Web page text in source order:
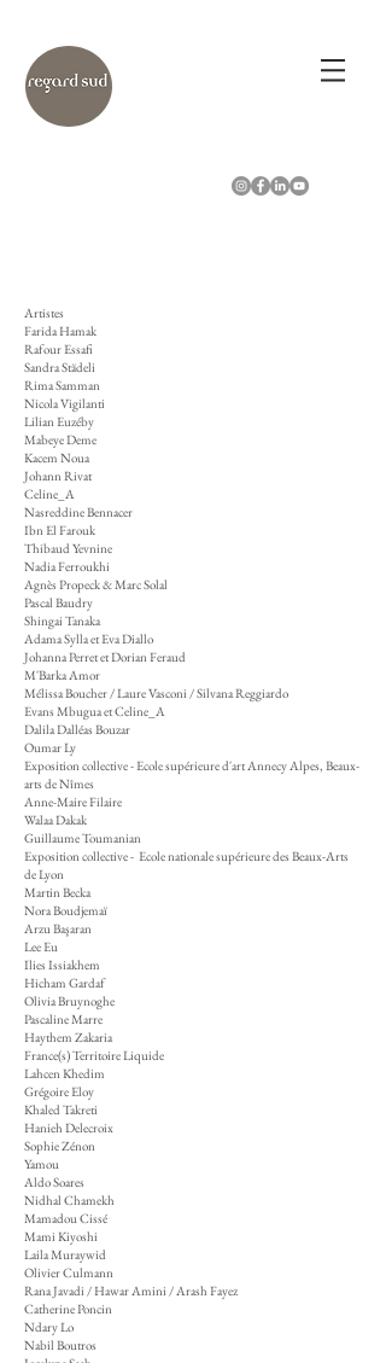
Artistes
Farida Hamak
Rafour Essafi
Sandra Städeli
Rima Samman
Nicola Vigilanti
Lilian Euzéby
Mabeye Deme
Kacem Noua
Johann Rivat
Celine_A
Nasreddine Bennacer
Ibn El Farouk
Thibaud Yevnine
Nadia Ferroukhi
Agnès Propeck & Marc Solal
Pascal Baudry
Shingai Tanaka
Adama Sylla et Eva Diallo
Johanna Perret et Dorian Feraud
M'Barka Amor
Mélissa Boucher / Laure Vasconi / Silvana Reggiardo
Evans Mbugua et Celine_A
Dalila Dalléas Bouzar
Oumar Ly
Exposition collective - Ecole supérieure d'art Annecy Alpes, Beaux-
arts de Nîmes
Anne-Maire Filaire
Walaa Dakak
Guillaume Toumanian
Exposition collective - Ecole nationale supérieure des Beaux-Arts
de Lyon
Martin Becka
Nora Boudjemaï
ArzuBaşaran
Lee Eu
Ilies Issiakhem
Hicham Gardaf
Olivia Bruynoghe
Pascaline Marre
Haythem Zakaria
France(s) Territoire Liquide
Lahcen Khedim
Grégoire Eloy
Khaled Takreti
Hanieh Delecroix
Sophie Zénon
Yamou
Aldo Soares
Nidhal Chamekh
Mamadou Cissé
​Mami Kiyoshi
Laila Muraywid
Olivier Culmann
Rana Javadi / Hawar Amini / Arash Fayez
Catherine Poncin
Ndary Lo
Nabil Boutros